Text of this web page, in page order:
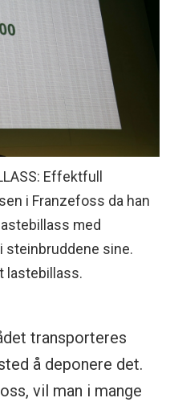
Effektfull
i Franzefoss da han
med
steinbruddene sine.
lastebillass.
transporteres
å deponere det.
vil man i mange